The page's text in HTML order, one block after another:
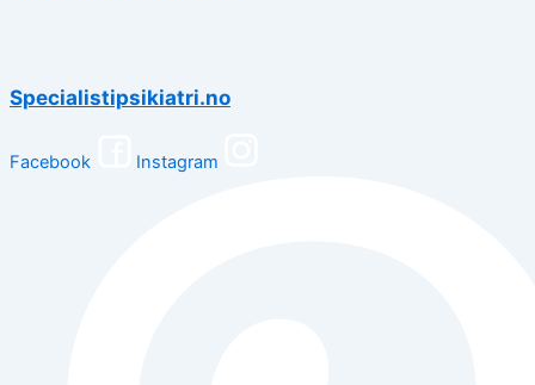
Specialistipsikiatri.no
Facebook Instagram